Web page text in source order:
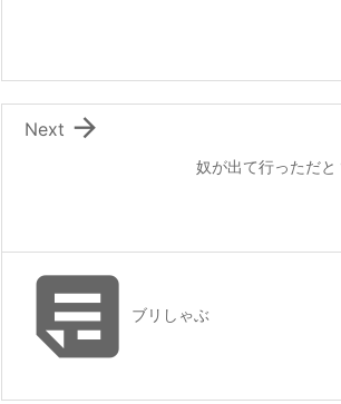
奴が出て行っただと

Next
ブリしゃぶ